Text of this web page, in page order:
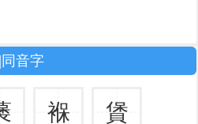
音字
褓 賲